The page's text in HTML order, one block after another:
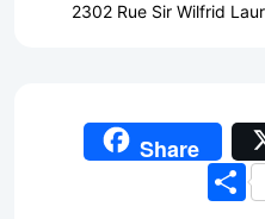
2302 Rue Sir Wilfrid
Share